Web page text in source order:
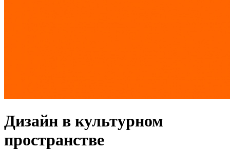
Дизайн в культурном
пространстве